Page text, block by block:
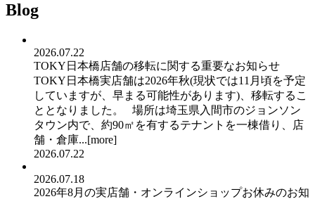
Blog
2026.07.22
TOKY日本橋店舗の移転に関する重要なお知らせ
TOKY日本橋実店舗は2026年秋(現状では11月頃を予定
していますが、早まる可能性があります)、移転するこ
ととなりました。 場所は埼玉県入間市のジョンソン
タウン内で、約90㎡を有するテナントを一棟借り、店
舗・倉庫...[more]
2026.07.22
2026.07.18
2026年8月の実店舗・オンラインショップお休みのお知